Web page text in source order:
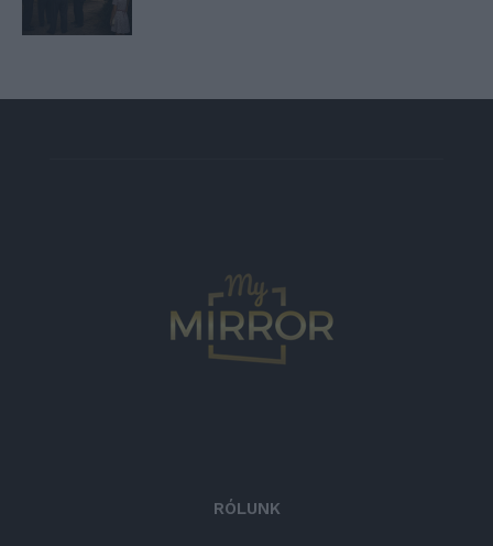
RÓLUNK